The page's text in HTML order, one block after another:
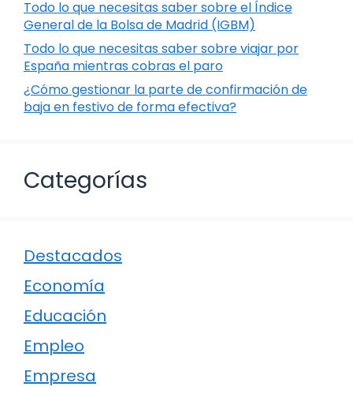
Todo lo que necesitas saber sobre el Índice
General de la Bolsa de Madrid (IGBM)
Todo lo que necesitas saber sobre viajar por
España mientras cobras el paro
¿Cómo gestionar la parte de confirmación de
baja en festivo de forma efectiva?
Categorías
Destacados
Economía
Educación
Empleo
Empresa